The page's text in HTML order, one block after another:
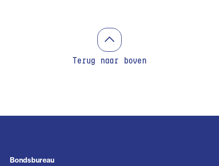
Terug naar boven
Bondsbureau